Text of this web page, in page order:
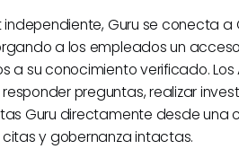
Guru se conecta a
a los empleados un
a su conocimiento verificado.
preguntas, realizar
Guru directamente desde una
y gobernanza intactas.